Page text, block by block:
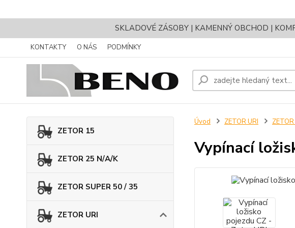
SKLADOVÉ ZÁSOBY | KAMENNÝ OBCHOD |
KONTAKTY O NÁS PODMÍNKY
ZETOR 15
ZETOR 25 N/A/K
ZETOR SUPER 50 / 35
ZETOR URI
Úvod ZETOR URI
Vypínací